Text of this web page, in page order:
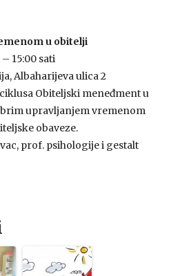
u obitelji
– 15:00 sati
Albaharijeva ulica 2
Obiteljski meneđment u
upravljanjem vremenom
obaveze.
prof. psihologije i gestalt